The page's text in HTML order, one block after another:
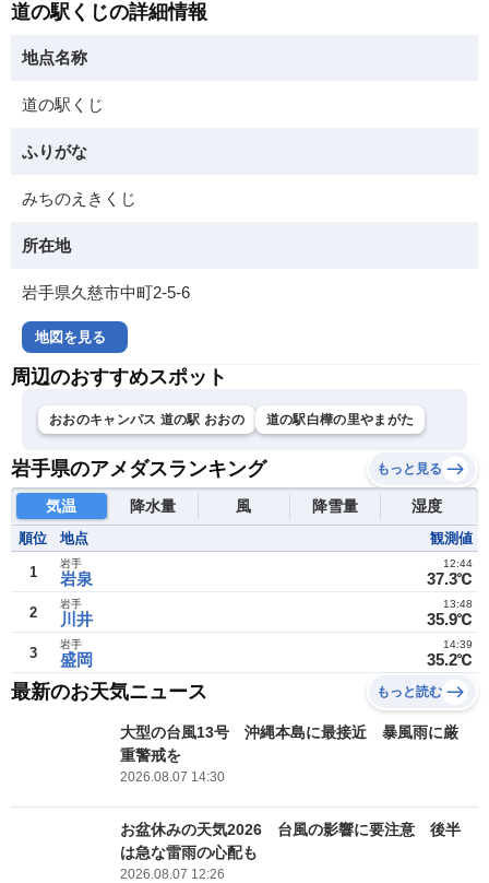
道の駅くじの詳細情報
地点名称
道の駅くじ
ふりがな
みちのえきくじ
所在地
岩手県久慈市中町2-5-6
地図を見る
周辺のおすすめスポット
おおのキャンパス 道の駅 おおの 道の駅白樺の里やまがた
岩手県のアメダスランキング もっと見る
気温 降水量 風 降雪量 湿度
順位 地点 観測値
1 岩泉
岩手
37.3℃
12:44
2 川井
岩手
35.9℃
13:48
3 盛岡
岩手
35.2℃
14:39
最新のお天気ニュース もっと読む
大型の台風13号 沖縄本島に最接近 暴風雨に厳
重警戒を
2026.08.07 14:30
お盆休みの天気2026 台風の影響に要注意 後半
は急な雷雨の心配も
2026.08.07 12:26